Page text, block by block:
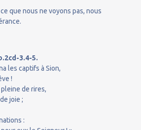
que nous ne voyons pas, nous
3.4-5.
les captifs à Sion,
!
de rires,
joie ;
: